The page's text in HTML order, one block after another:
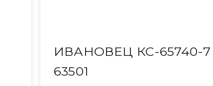
ИВАНОВЕЦ КС-65740-
63501